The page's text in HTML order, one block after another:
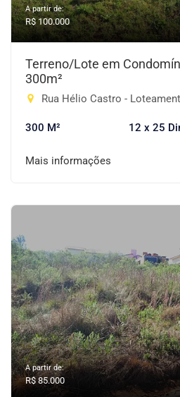
A partir de:
R$ 100.000
Terreno/Lote em
300m²
Rua Hélio Castro - Loteamento Bella Vista - Cruz Alta/
300 M² 12 x 25
Mais informações
A partir de:
R$ 85.000